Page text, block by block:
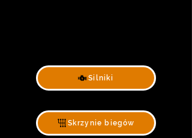
Silniki
Skrzynie biegów